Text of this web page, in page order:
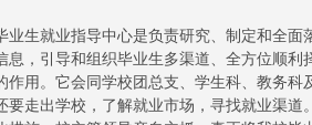
就业指导中心是负责研究、制定和全面
息，引导和组织毕业生多渠道、全方位顺
作用。它会同学校团总支、学生科、教务
要走出学校，了解就业市场，寻找就业渠